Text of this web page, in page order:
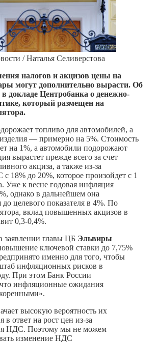
/ Наталья Селиверстова
налогов и акцизов цены на
могут дополнительно вырасти. Об
в докладе Центробанка о денежно-
который размещен на
топливо для автомобилей, а
— примерно на 5%. Стоимость
на 1%, а автомобили подорожают
вырастет прежде всего за счет
акциза, а также из-за
18% до 20%, которое произойдет с 1
Уже к весне годовая инфляция
однако в дальнейшем она
до целевого показателя в 4%. По
вклад повышенных акцизов в
0,3-0,4%.
заявлении главы ЦБ Эльвиры
ключевой ставки до 7,75%
именно для того, чтобы
инфляционных рисков в
При этом Банк России
инфляционные ожидания
высокую вероятность их
ответ на рост цен из-за
НДС. Поэтому мы не можем
изменение НДС